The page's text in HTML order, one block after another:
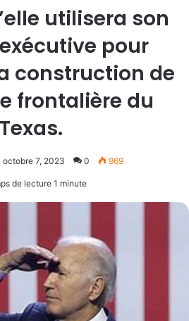
utilisera son
pour
construction de
frontalière du
Texas.
octobre 7, 2023 0 969
de lecture 1 minute